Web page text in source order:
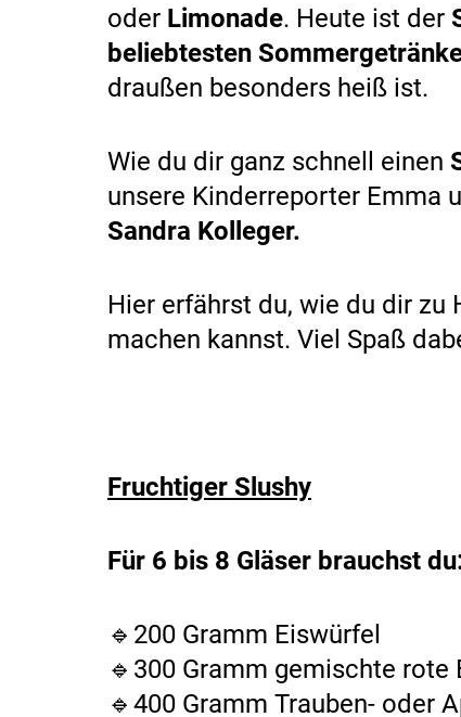
oder Limonade. Heute ist der
beliebtesten
draußen besonders heiß ist.
Wie du dir ganz schnell einen
unsere Kinderreporter Emma
Sandra Kolleger.
Hier erfährst du, wie du dir zu
machen kannst. Viel Spaß
Fruchtiger Slushy
Für 6 bis 8 Gläser brauchst
🔹200 Gramm Eiswürfel
🔹300 Gramm gemischte rote
🔹400 Gramm Trauben- oder